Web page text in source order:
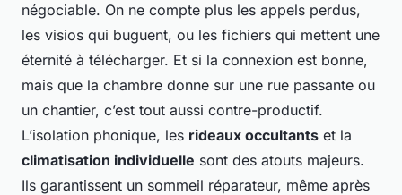
négociable. On ne compte plus les appels perdus,
les visios qui buguent, ou les fichiers qui mettent une
éternité à télécharger. Et si la connexion est bonne,
mais que la chambre donne sur une rue passante ou
un chantier, c’est tout aussi contre-productif.
L’isolation phonique, les rideaux occultants et la
climatisation individuelle sont des atouts majeurs.
Ils garantissent un sommeil réparateur, même après